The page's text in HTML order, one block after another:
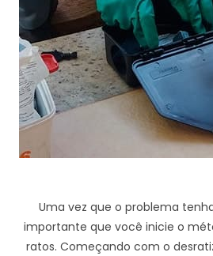
Uma vez que o problema
importante que você inicie o
ratos. Começando com o